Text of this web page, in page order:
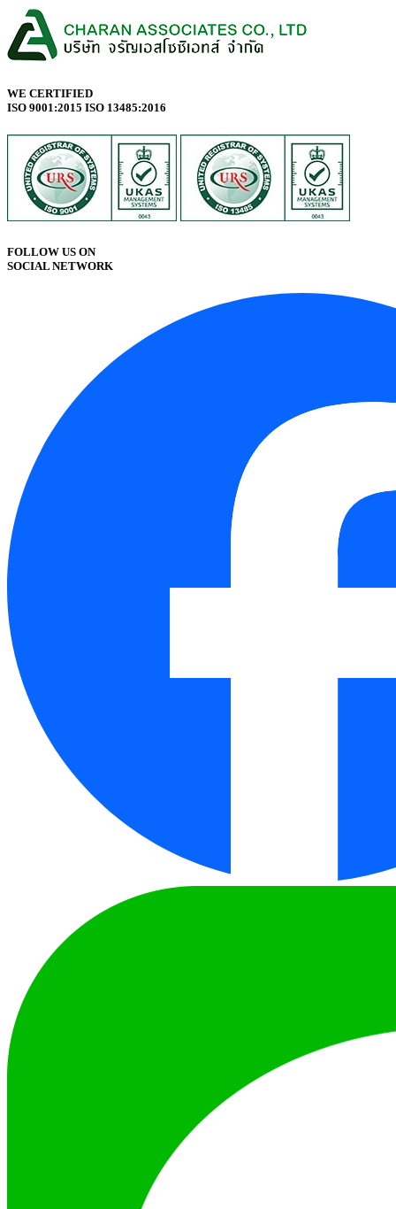
WE CERTIFIED
ISO 9001:2015 ISO 13485:2016
FOLLOW US ON
SOCIAL NETWORK